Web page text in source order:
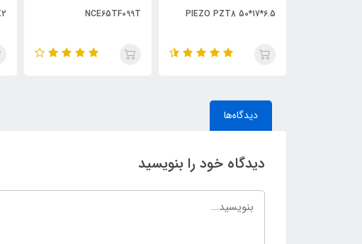
PIEZO PZT8 50*17*6.5
NCE65TF099T
دیدگاه‌ها
دیدگاه خود را بنویسید